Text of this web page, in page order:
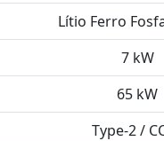
Lítio Ferro
7 kW
65 kW
Type-2 /